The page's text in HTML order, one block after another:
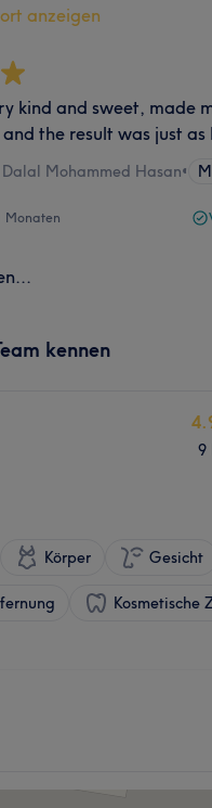
anzeigen
kind and sweet, made
the result was just as
Mohammed Hasan•
Monaten
kennen
9
Körper Gesicht
Kosmetische